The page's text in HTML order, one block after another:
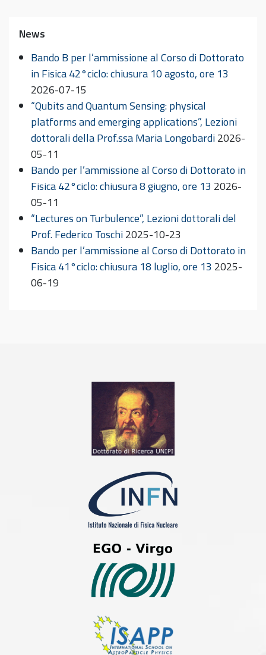
News
Bando B per l’ammissione al Corso di Dottorato
in Fisica 42°ciclo: chiusura 10 agosto, ore 13
2026-07-15
“Qubits and Quantum Sensing: physical
platforms and emerging applications”, Lezioni
dottorali della Prof.ssa Maria Longobardi2026-
05-11
Bando per l’ammissione al Corso di Dottorato in
Fisica 42°ciclo: chiusura 8 giugno, ore 13 2026-
05-11
“Lectures on Turbulence”, Lezioni dottorali del
Prof. Federico Toschi2025-10-23
Bando per l’ammissione al Corso di Dottorato in
Fisica 41°ciclo: chiusura 18 luglio, ore 13 2025-
06-19